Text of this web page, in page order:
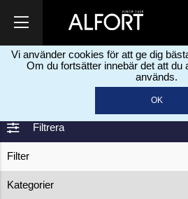
Vi använder cookies för att ge dig
Om du fortsätter innebär det att du
används.
OK
Bilkemikalier
Filtrera
Filter
Kategorier